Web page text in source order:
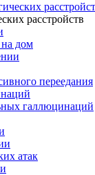
расстройств
дом
переедания
галлюцинаций
атак